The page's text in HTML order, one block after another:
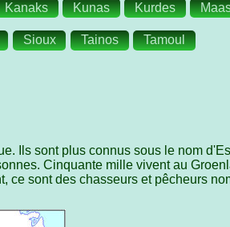
Kanaks Kunas Kurdes
Sioux Tainos Tamoul
Ils sont plus connus sous le nom
Cinquante mille vivent au
ce sont des chasseurs et pêcheurs